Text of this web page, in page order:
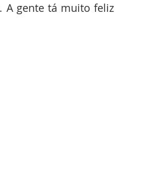
A gente tá muito feliz